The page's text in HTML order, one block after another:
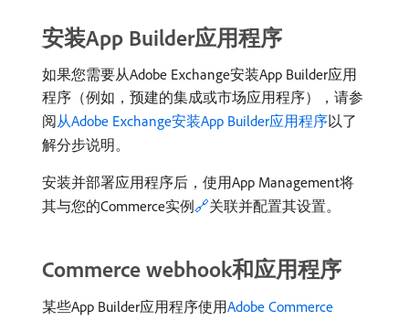
安装App Builder应用程序
如果您需要从Adobe Exchange安装App Builder应用
程序（例如，预建的集成或市场应用程序），请参
阅从Adobe Exchange安装App Builder应用程序以了
解分步说明。
安装并部署应用程序后，使用App Management将
其与您的Commerce实例🔗关联并配置其设置。
Commerce webhook和应用程序
某些App Builder应用程序使用Adobe Commerce